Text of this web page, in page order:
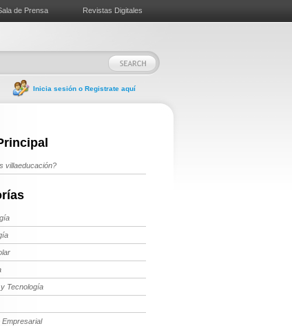
de Prensa Revistas Digitales
Inicia sesión o Registrate aquí
villaeducación?
Tecnología
Empresarial